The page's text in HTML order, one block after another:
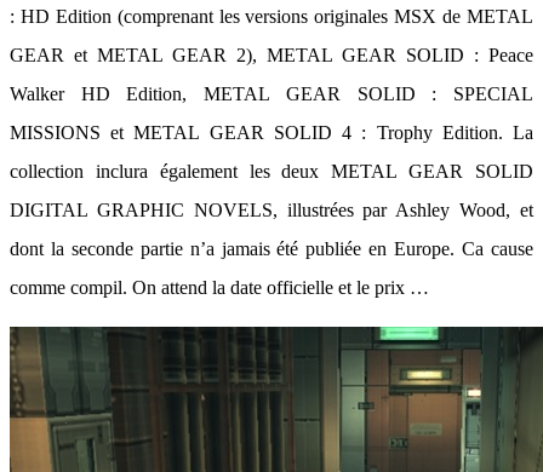
: HD Edition (comprenant les versions originales MSX de METAL
GEAR et METAL GEAR 2), METAL GEAR SOLID : Peace
Walker HD Edition, METAL GEAR SOLID : SPECIAL
MISSIONS et METAL GEAR SOLID 4 : Trophy Edition. La
collection inclura également les deux METAL GEAR SOLID
DIGITAL GRAPHIC NOVELS, illustrées par Ashley Wood, et
dont la seconde partie n’a jamais été publiée en Europe. Ca cause
comme compil. On attend la date officielle et le prix …